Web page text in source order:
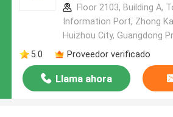
Floor 2103, Building A,
Information Port, Zhong
Huizhou City, Guangdong
5.0
Proveedor verificado
Llama ahora